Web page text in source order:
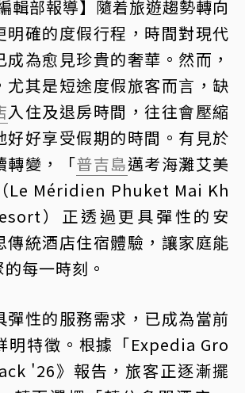
輯部報導】隨着旅遊趨勢轉向
明確的度假行程，時間對現代
為愈見珍貴的奢華。然而，
尤其是短途度假旅客而言，缺
入住及退房時間，往往會壓縮
好好享受假期的時間。有見於
轉變，「普吉島邁考海灘艾美
Le Méridien Phuket Mai Kh
）正透過更具彈性的安
傳統酒店住宿體驗，讓家庭能
每一時刻。
彈性的服務需求，已成為當前
明特徵。根據「Expedia Gro
'26》報告，旅客正逐漸擺